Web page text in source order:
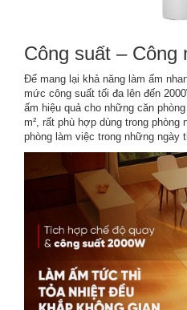
Công suất – Công
Để mang lại khả năng làm ấm
mức công suất tối đa lên đến
ấm hiệu quả cho những căn
m², rất phù hợp dùng trong phòng
phòng làm việc trong những ngày